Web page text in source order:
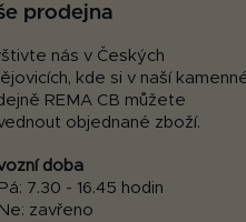
prodejna
nás v Českých
kde si v naší
REMA CB můžete
objednané zboží.
doba
7.30 - 16.45 hodin
zavřeno